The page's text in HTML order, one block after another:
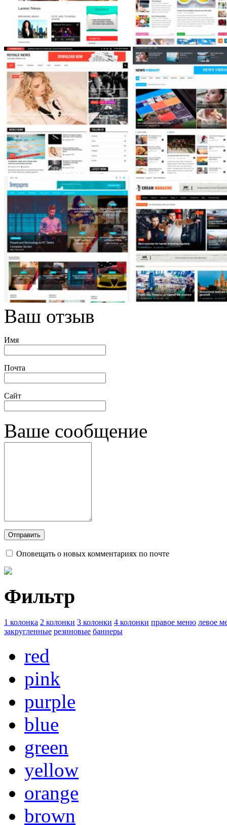
Ваш отзыв
Имя
Почта
Сайт
Ваше сообщение
Оповещать о новых комментариях по почте
Фильтр
1 колонка 2 колонки 3 колонки 4 колонки правое меню левое
закругленные резиновые баннеры
red
pink
purple
blue
green
yellow
orange
brown